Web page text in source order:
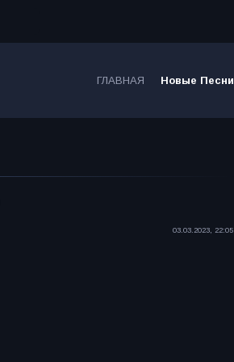
ГЛАВНАЯ Новые Песни
03.03.2023, 22:05